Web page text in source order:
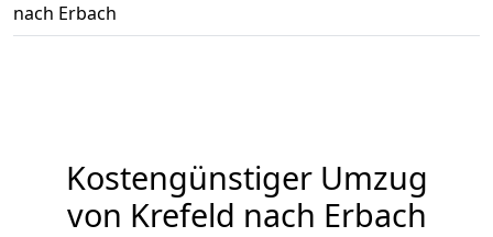
nach Erbach
Kostengünstiger Umzug
von Krefeld nach Erbach